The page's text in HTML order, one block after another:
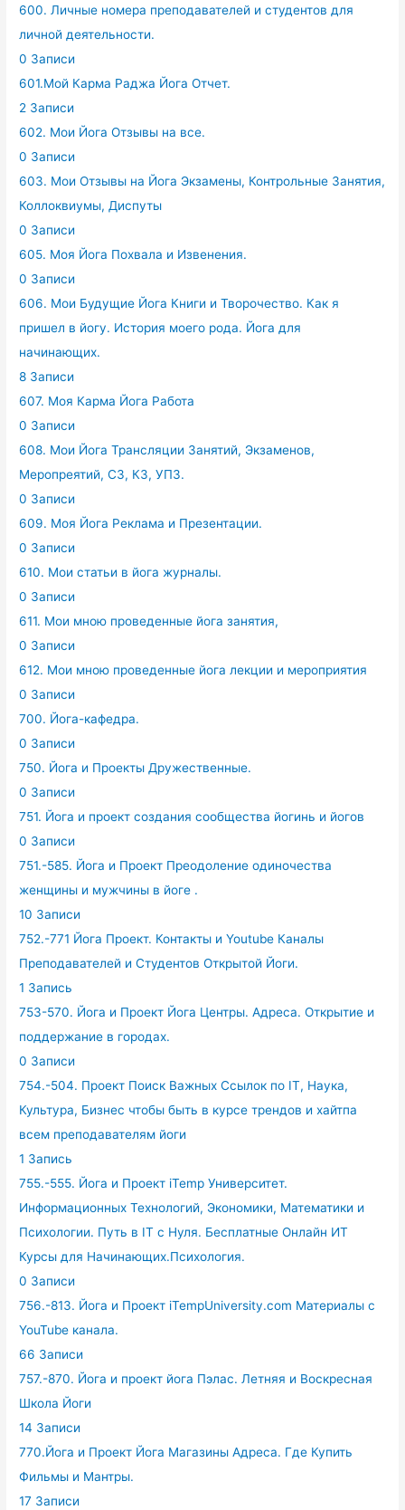
600. Личные номера преподавателей и студентов для
личной деятельности.
0 Записи
601.Мой Карма Раджа Йога Отчет.
2 Записи
602. Мои Йога Отзывы на все.
0 Записи
603. Мои Отзывы на Йога Экзамены, Контрольные Занятия,
Коллоквиумы, Диспуты
0 Записи
605. Моя Йога Похвала и Извенения.
0 Записи
606. Мои Будущие Йога Книги и Творочество. Как я
пришел в йогу. История моего рода. Йога для
начинающих.
8 Записи
607. Моя Карма Йога Работа
0 Записи
608. Мои Йога Трансляции Занятий, Экзаменов,
Меропреятий, СЗ, КЗ, УПЗ.
0 Записи
609. Моя Йога Реклама и Презентации.
0 Записи
610. Мои статьи в йога журналы.
0 Записи
611. Мои мною проведенные йога занятия,
0 Записи
612. Мои мною проведенные йога лекции и мероприятия
0 Записи
700. Йога-кафедра.
0 Записи
750. Йога и Проекты Дружественные.
0 Записи
751. Йога и проект создания сообщества йогинь и йогов
0 Записи
751.-585. Йога и Проект Преодоление одиночества
женщины и мужчины в йоге .
10 Записи
752.-771 Йога Проект. Контакты и Youtube Каналы
Преподавателей и Студентов Открытой Йоги.
1 Запись
753-570. Йога и Проект Йога Центры. Адреса. Открытие и
поддержание в городах.
0 Записи
754.-504. Проект Поиск Важных Ссылок по IT, Наука,
Культура, Бизнес чтобы быть в курсе трендов и хайтпа
всем преподавателям йоги
1 Запись
755.-555. Йога и Проект iTemp Университет.
Информационных Технологий, Экономики, Математики и
Психологии. Путь в IT с Нуля. Бесплатные Онлайн ИТ
Курсы для Начинающих.Психология.
0 Записи
756.-813. Йога и Проект iTempUniversity.com Материалы с
YouTube канала.
66 Записи
757.-870. Йога и проект йога Пэлас. Летняя и Воскресная
Школа Йоги
14 Записи
770.Йога и Проект Йога Магазины Адреса. Где Купить
Фильмы и Мантры.
17 Записи